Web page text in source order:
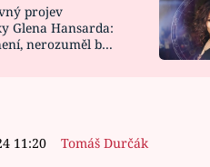
projev
Glena Hansarda:
nerozuměl by
11:20 Tomáš Durčák